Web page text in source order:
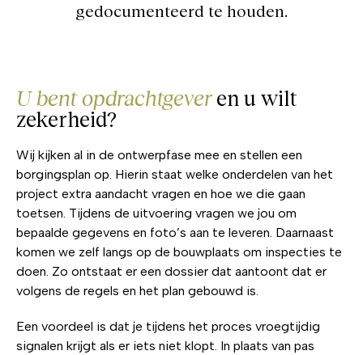
gedocumenteerd te houden.
U bent opdrachtgeveren u wilt
zekerheid?
Wij kijken al in de ontwerpfase mee en stellen een
borgingsplan op. Hierin staat welke onderdelen van het
project extra aandacht vragen en hoe we die gaan
toetsen. Tijdens de uitvoering vragen we jou om
bepaalde gegevens en foto’s aan te leveren. Daarnaast
komen we zelf langs op de bouwplaats om inspecties te
doen. Zo ontstaat er een dossier dat aantoont dat er
volgens de regels en het plan gebouwd is.
Een voordeel is dat je tijdens het proces vroegtijdig
signalen krijgt als er iets niet klopt. In plaats van pas